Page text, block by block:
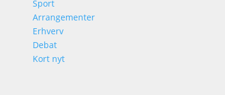
Sport
Arrangementer
Erhverv
Debat
Kort nyt